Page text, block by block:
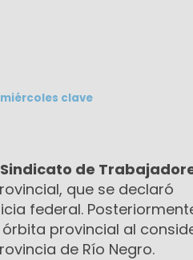
clave
Sindicato de
que se declaró
federal.
provincial al
de Río Negro.